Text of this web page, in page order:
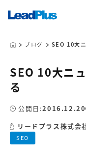
広告プロモーション
Web制作
マーケティングコンサ
Leadplus One
ブログ SEO 10大
SEO 10大ニ
る
SEO
公開日:2016.12.20
リードプラス株式会